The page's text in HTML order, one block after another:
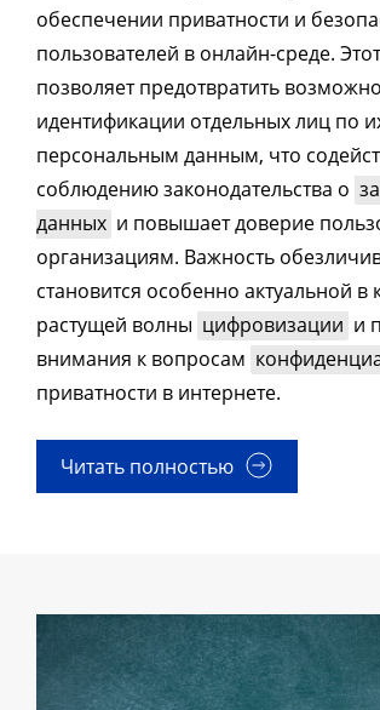
обеспечении приватности и
пользователей в онлайн-среде.
позволяет предотвратить
идентификации отдельных лиц по
персональным данным, что
соблюдению законодательства о
данных и повышает доверие
организациям. Важность
становится особенно актуальной в
растущей волны цифровизации и
внимания к вопросам
приватности в интернете.
Читать полностью